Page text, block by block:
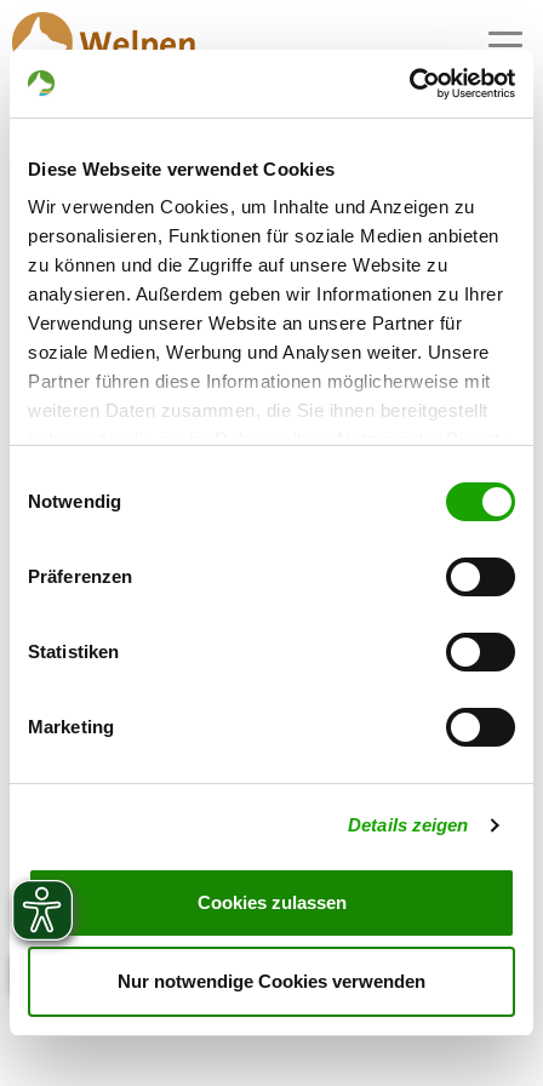
Diese Webseite verwendet Cookies
Wir verwenden Cookies, um Inhalte und Anzeigen zu
personalisieren, Funktionen für soziale Medien anbieten
zu können und die Zugriffe auf unsere Website zu
analysieren. Außerdem geben wir Informationen zu Ihrer
Verwendung unserer Website an unsere Partner für
soziale Medien, Werbung und Analysen weiter. Unsere
Partner führen diese Informationen möglicherweise mit
weiteren Daten zusammen, die Sie ihnen bereitgestellt
Cookies, wenn Sie unsere Webseite weiterhin nutzen.
Notwendig
Präferenzen
Statistiken
Marketing
Details zeigen
Cookies zulassen
Nur notwendige Cookies verwenden
MENU
Zuchtstätte:
vom Vorpark
Gründungsdatum: 25.04.1978
Críador
Kontakt